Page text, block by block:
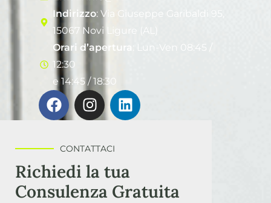
Indirizzo: Via Giuseppe Garibaldi 95,
15067 Novi Ligure (AL)
Orari d’apertura : Lun-Ven 08:45 /
12:30
e 14:45 / 18:30
CONTATTACI
Richiedi la tua
Consulenza Gratuita